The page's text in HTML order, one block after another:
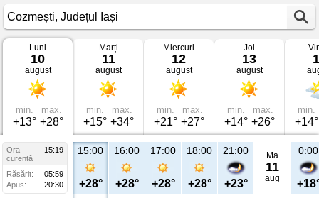
Vremea
Cozmești
Județul
Iași
Luni
10
august
min.
+13°
max.
+28°
Marți
11
august
min.
+15°
max.
+34°
Miercuri
12
august
min.
+21°
max.
+27°
Joi
13
august
min.
+14°
max.
+26°
min.
+14°
Ora
15:19
curentă
Răsărit:
05:59
Apus:
20:30
15:00
+28°
16:00
+28°
17:00
+28°
18:00
+28°
21:00
+23°
Ma
11
aug
0:00